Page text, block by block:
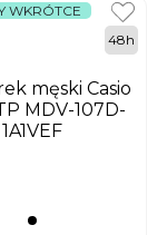
WKRÓTCE
48h